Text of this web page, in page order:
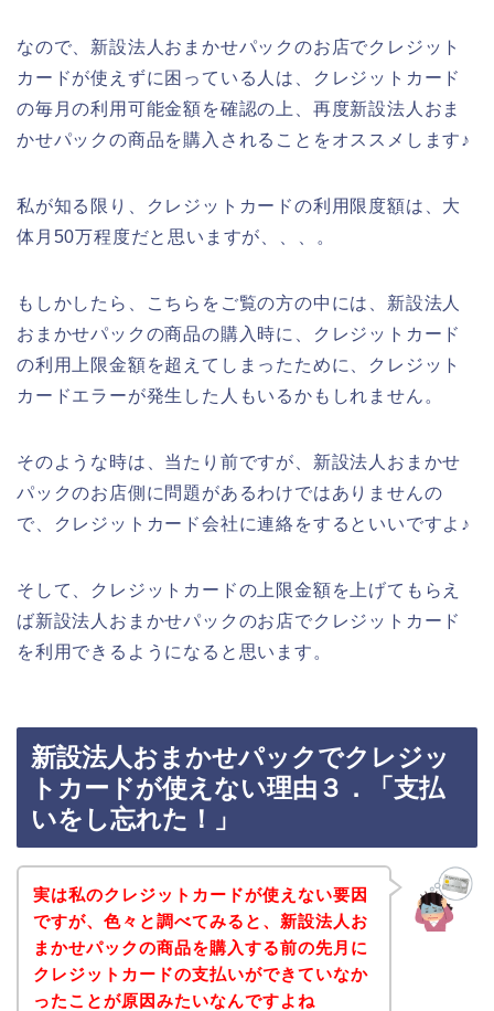
なので、新設法人おまかせパックのお店でクレジット
カードが使えずに困っている人は、クレジットカード
の毎月の利用可能金額を確認の上、再度新設法人おま
かせパックの商品を購入されることをオススメします♪
私が知る限り、クレジットカードの利用限度額は、大
体月50万程度だと思いますが、、、。
もしかしたら、こちらをご覧の方の中には、新設法人
おまかせパックの商品の購入時に、クレジットカード
の利用上限金額を超えてしまったために、クレジット
カードエラーが発生した人もいるかもしれません。
そのような時は、当たり前ですが、新設法人おまかせ
パックのお店側に問題があるわけではありませんの
で、クレジットカード会社に連絡をするといいですよ♪
そして、クレジットカードの上限金額を上げてもらえ
ば新設法人おまかせパックのお店でクレジットカード
を利用できるようになると思います。
新設法人おまかせパックでクレジッ
トカードが使えない理由３．「支払
いをし忘れた！」
実は私のクレジットカードが使えない要因
ですが、色々と調べてみると、新設法人お
まかせパックの商品を購入する前の先月に
クレジットカードの支払いができていなか
ったことが原因みたいなんですよね